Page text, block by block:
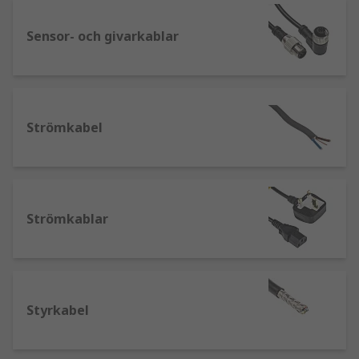
Det finns två huvudfaktorer som måste beaktas
kabelns kärna
måste tas till de förhållanden som kabeln
American Wire Gauge (AWG) är ett allmänt erkänt
mått på kabelns area och betecknas som ett
enkelt nummer, till exempel 20 AWG.
Sensor- och givarkablar
Strömkabel
Strömkablar
Styrkabel